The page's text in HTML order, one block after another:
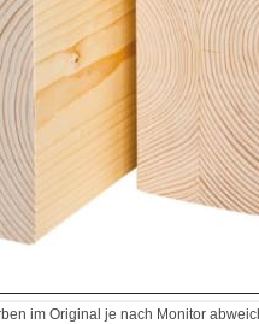
im Original je nach Monitor